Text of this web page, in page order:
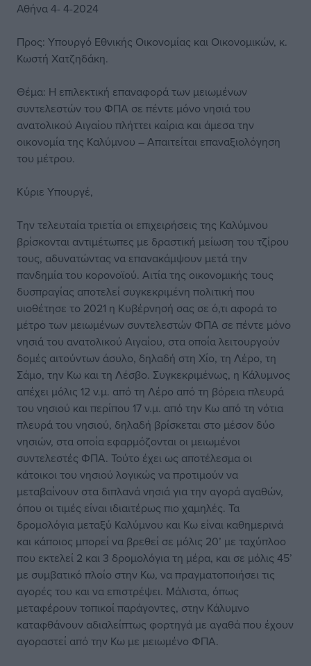
Αθήνα 4- 4-2024
Προς: Υπουργό Εθνικής Οικονομίας και Οικονομικών, κ.
Κωστή Χατζηδάκη.
Θέμα: Η επιλεκτική επαναφορά των μειωμένων
συντελεστών του ΦΠΑ σε πέντε μόνο νησιά του
ανατολικού Αιγαίου πλήττει καίρια και άμεσα την
οικονομία της Καλύμνου – Απαιτείται επαναξιολόγηση
του μέτρου.
Κύριε Υπουργέ,
Την τελευταία τριετία οι επιχειρήσεις της Καλύμνου
βρίσκονται αντιμέτωπες με δραστική μείωση του τζίρου
τους, αδυνατώντας να επανακάμψουν μετά την
πανδημία του κορονοϊού. Αιτία της οικονομικής τους
δυσπραγίας αποτελεί συγκεκριμένη πολιτική που
υιοθέτησε το 2021 η Κυβέρνησή σας σε ό,τι αφορά το
μέτρο των μειωμένων συντελεστών ΦΠΑ σε πέντε μόνο
νησιά του ανατολικού Αιγαίου, στα οποία λειτουργούν
δομές αιτούντων άσυλο, δηλαδή στη Χίο, τη Λέρο, τη
Σάμο, την Κω και τη Λέσβο. Συγκεκριμένως, η Κάλυμνος
απέχει μόλις 12 ν.μ. από τη Λέρο από τη βόρεια πλευρά
του νησιού και περίπου 17 ν.μ. από την Κω από τη νότια
πλευρά του νησιού, δηλαδή βρίσκεται στο μέσον δύο
νησιών, στα οποία εφαρμόζονται οι μειωμένοι
συντελεστές ΦΠΑ. Τούτο έχει ως αποτέλεσμα οι
κάτοικοι του νησιού λογικώς να προτιμούν να
μεταβαίνουν στα διπλανά νησιά για την αγορά αγαθών,
όπου οι τιμές είναι ιδιαιτέρως πιο χαμηλές. Τα
δρομολόγια μεταξύ Καλύμνου και Κω είναι καθημερινά
και κάποιος μπορεί να βρεθεί σε μόλις 20’ με ταχύπλοο
που εκτελεί 2 και 3 δρομολόγια τη μέρα, και σε μόλις 45’
με συμβατικό πλοίο στην Κω, να πραγματοποιήσει τις
αγορές του και να επιστρέψει. Μάλιστα, όπως
μεταφέρουν τοπικοί παράγοντες, στην Κάλυμνο
καταφθάνουν αδιαλείπτως φορτηγά με αγαθά που έχουν
αγοραστεί από την Κω με μειωμένο ΦΠΑ.